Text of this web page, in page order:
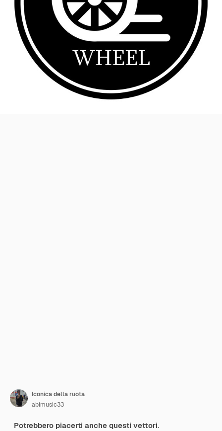
Iconica della ruota
abimusic33
Potrebbero piacerti anche questi vettori.